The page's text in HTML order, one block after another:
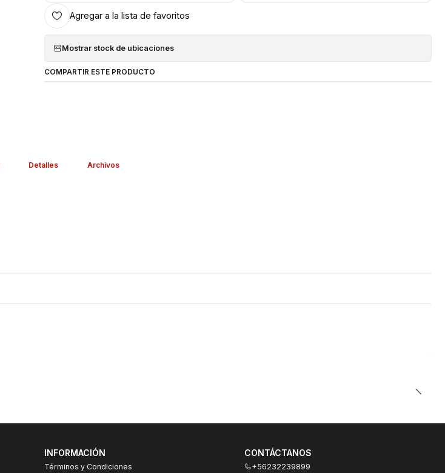
Agregar a la lista de favoritos
Mostrar stock de ubicaciones
COMPARTIR ESTE PRODUCTO
Detalles Archivos
INFORMACIÓN
Términos y Condiciones
CONTÁCTANOS
+56232239899